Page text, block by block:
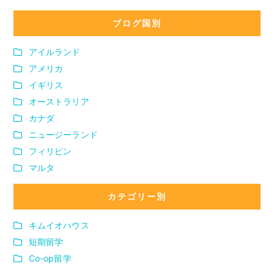
ブログ国別
アイルランド
アメリカ
イギリス
オーストラリア
カナダ
ニュージーランド
フィリピン
マルタ
カテゴリー別
キムイオハウス
短期留学
Co-op留学